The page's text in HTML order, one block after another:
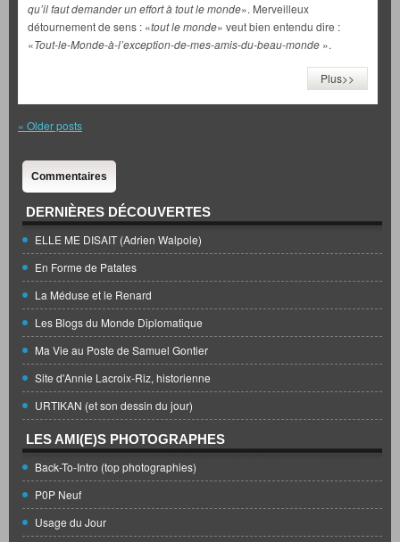
qu’il faut demander un effort à tout le monde». Merveilleux
détournement de sens : «tout le monde» veut bien entendu dire :
«Tout-le-Monde-à-l’exception-de-mes-amis-du-beau-monde ».
Plus>>
« Older posts
Commentaires
DERNIÈRES DÉCOUVERTES
ELLE ME DISAIT (Adrien Walpole)
En Forme de Patates
La Méduse et le Renard
Les Blogs du Monde Diplomatique
Ma Vie au Poste de Samuel Gontier
Site d'Annie Lacroix-Riz, historienne
URTIKAN (et son dessin du jour)
LES AMI(E)S PHOTOGRAPHES
Back-To-Intro (top photographies)
P0P Neuf
Usage du Jour